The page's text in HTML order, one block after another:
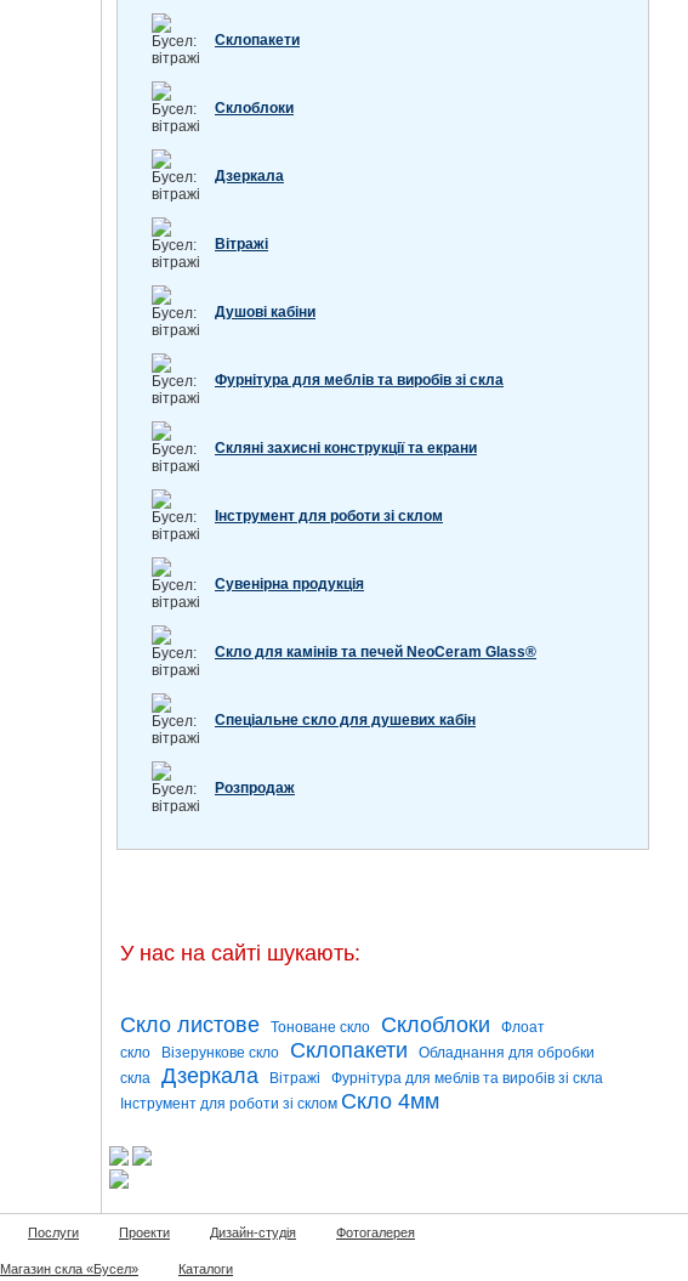
Склопакети
Склоблоки
Дзеркала
Вітражі
Душові кабіни
Фурнітура для меблів та виробів зі скла
Скляні захисні конструкції та екрани
Інструмент для роботи зі склом
Сувенірна продукція
Скло для камінів та печей NeoCeram Glass®
Спеціальне скло для душевих кабін
Розпродаж
У нас на сайті шукають:
Скло листове Тоноване скло Склоблоки
Флоат
скло
Візерункове скло Склопакети
Обладнання для обробки
скла
Дзеркала Вітражі
Фурнітура для меблів та виробів зі скла
Інструмент для роботи зі склом Скло 4мм
Послуги Проекти Дизайн-студія Фотогалерея
Магазин скла «Бусел» Каталоги